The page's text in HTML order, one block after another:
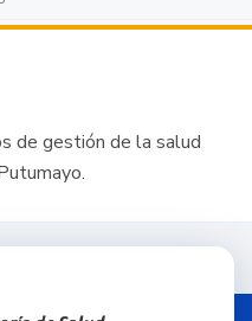
de gestión de la salud